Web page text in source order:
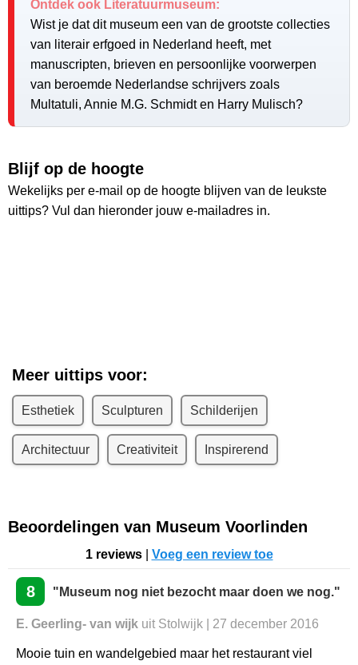
Ontdek ook Literatuurmuseum:
Wist je dat dit museum een van de grootste collecties
van literair erfgoed in Nederland heeft, met
manuscripten, brieven en persoonlijke voorwerpen
van beroemde Nederlandse schrijvers zoals
Multatuli, Annie M.G. Schmidt en Harry Mulisch?
Blijf op de hoogte
Wekelijks per e-mail op de hoogte blijven van de leukste
uittips? Vul dan hieronder jouw e-mailadres in.
Meer uittips voor:
Esthetiek Sculpturen Schilderijen
Architectuur Creativiteit Inspirerend
Beoordelingen van Museum Voorlinden
1 reviews| Voeg een review toe
8 "Museum nog niet bezocht maar doen we nog."
E. Geerling- van wijk uit Stolwijk | 27 december 2016
Mooie tuin en wandelgebied maar het restaurant viel